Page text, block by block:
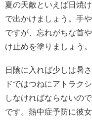
夏の天敵といえば日焼
で出かけましょう。手
ですが、忘れがちな首
け止めを塗りましょう。
日陰に入れば少しは暑
ドではつねにアトラク
しなければならないの
です。熱中症予防に彼